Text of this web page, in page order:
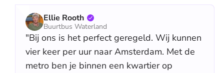
Ellie Rooth
Buurtbus Waterland
"Bij ons is het perfect geregeld. Wij kunnen
vier keer per uur naar Amsterdam. Met de
metro ben je binnen een kwartier op